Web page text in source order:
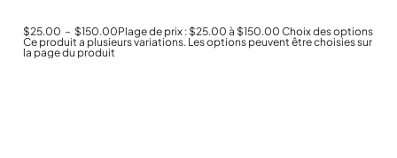
$25.00 – $150.00Plage de prix : $25.00 à $150.00 Choix des options
Ce produit a plusieurs variations. Les options peuvent être choisies sur
la page du produit